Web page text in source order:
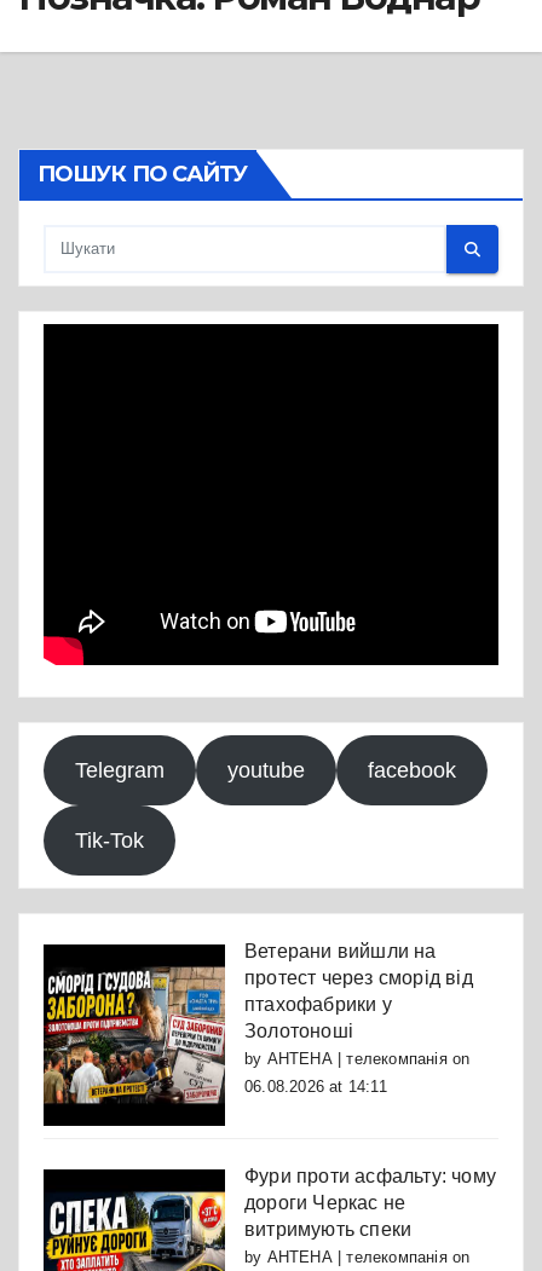
ПОШУК ПО САЙТУ
Telegram youtube facebook
Tik-Tok
Ветерани вийшли на
протест через сморід від
птахофабрики у
Золотоноші
by АНТЕНА | телекомпаніяon
06.08.2026 at 14:11
Фури проти асфальту: чому
дороги Черкас не
витримують спеки
by АНТЕНА | телекомпаніяon